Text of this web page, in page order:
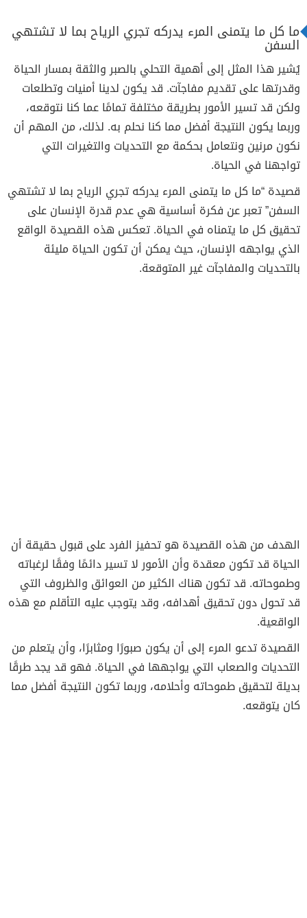
ما كل ما يتمنى المرء يدركه تجري الرياح بما لا تشتهي
السفن
يُشير هذا المثل إلى أهمية التحلي بالصبر والثقة بمسار الحياة
وقدرتها على تقديم مفاجآت. قد يكون لدينا أمنيات وتطلعات
ولكن قد تسير الأمور بطريقة مختلفة تمامًا عما كنا نتوقعه،
وربما يكون النتيجة أفضل مما كنا نحلم به. لذلك، من المهم أن
نكون مرنين ونتعامل بحكمة مع التحديات والتغيرات التي
تواجهنا في الحياة.
قصيدة “ما كل ما يتمنى المرء يدركه تجري الرياح بما لا تشتهي
السفن” تعبر عن فكرة أساسية هي عدم قدرة الإنسان على
تحقيق كل ما يتمناه في الحياة. تعكس هذه القصيدة الواقع
الذي يواجهه الإنسان، حيث يمكن أن تكون الحياة مليئة
بالتحديات والمفاجآت غير المتوقعة.
الهدف من هذه القصيدة هو تحفيز الفرد على قبول حقيقة أن
الحياة قد تكون معقدة وأن الأمور لا تسير دائمًا وفقًا لرغباته
وطموحاته. قد تكون هناك الكثير من العوائق والظروف التي
قد تحول دون تحقيق أهدافه، وقد يتوجب عليه التأقلم مع هذه
الواقعية.
القصيدة تدعو المرء إلى أن يكون صبورًا ومثابرًا، وأن يتعلم من
التحديات والصعاب التي يواجهها في الحياة. فهو قد يجد طرقًا
بديلة لتحقيق طموحاته وأحلامه، وربما تكون النتيجة أفضل مما
كان يتوقعه.